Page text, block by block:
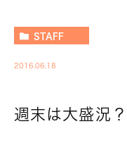
STAFF
2016.06.18
週末は大盛況？